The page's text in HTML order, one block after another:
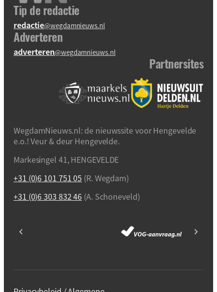
Tip de redactie
redactie@wegdamnieuws.nl
Adverteren
adverteren@wegdamnieuws.nl
Partnersites
WegdamNieuws.nl: de nieuwssite voor Hengevelde
e.o.! Veur & deur Hengevelde.
Markesingel 41, HENGEVELDE
+31 (0)6 101 751 05 (R. Wegdam)
+31 (0)6 303 832 46 (A. Schoneveld)